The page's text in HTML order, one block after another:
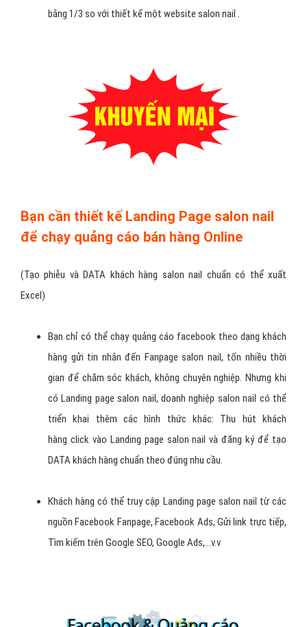
bằng 1/3 so với thiết kế một website salon nail .
Bạn cần thiết kế Landing Page salon nail
để chạy quảng cáo bán hàng Online
(Tạo phiễu và DATA khách hàng salon nail chuẩn có thể xuất
Excel)
Bạn chỉ có thể chạy quảng cáo facebook theo dạng khách
hàng gửi tin nhắn đến Fanpage salon nail, tốn nhiều thời
gian để chăm sóc khách, không chuyên nghiệp. Nhưng khi
có Landing page salon nail, doanh nghiệp salon nail có thể
triển khai thêm các hình thức khác: Thu hút khách
hàng click vào Landing page salon nail và đăng ký để tạo
DATA khách hàng chuẩn theo đúng nhu cầu.
Khách hàng có thể truy cập Landing page salon nail từ các
nguồn Facebook Fanpage, Facebook Ads, Gửi link trực tiếp,
Tìm kiếm trên Google SEO, Google Ads,...v.v